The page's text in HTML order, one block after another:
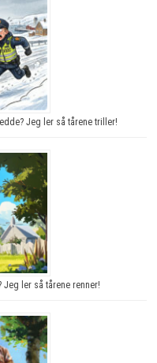
Jeg ler så tårene triller!
Jeg ler så tårene renner!